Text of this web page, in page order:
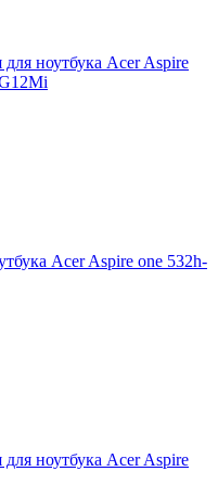
ноутбука Acer Aspire
Acer Aspire one 532h-
ноутбука Acer Aspire